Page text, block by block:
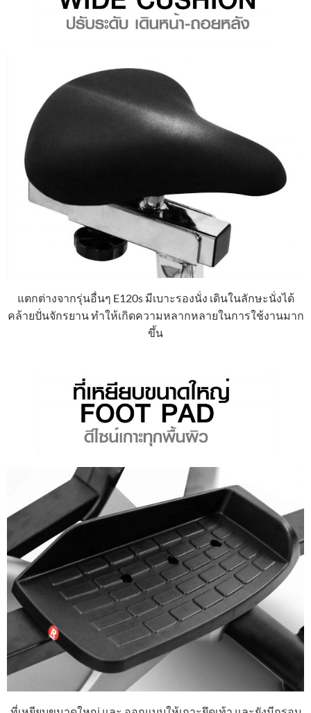
แตกต่างจากรุ่นอื่นๆ E120s มีเบาะรองนั่ง เดินในลักษะนั่งได้
คล้ายปั่นจักรยาน ทำให้เกิดความหลากหลายในการใช้งานมาก
ขึ้น